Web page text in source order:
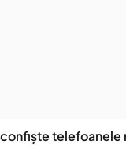
telefoanele